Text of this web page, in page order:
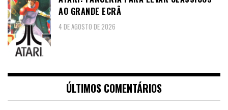
AO GRANDE ECRÃ
4 DE AGOSTO DE 2026
ÚLTIMOS COMENTÁRIOS